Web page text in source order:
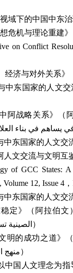
域下的中国中东
危机与理论重建
on Conflict
经济与对外关系
中东国家的人文
阿战略关系》（
يساهم في بناء
中东国家的人文交
人文交流与文明
of GCC States:
, Volume 12, Issue 4 ，
中东国家的人文交
稳定》（阿拉伯
الصينية ）
明的成功之道》
منهج）
中国人文理念为指